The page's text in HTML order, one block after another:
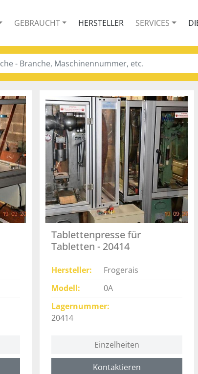
GEBRAUCHT HERSTELLER SERVICES
Tablettenpresse für
Tabletten - 20414
Hersteller
Frogerais
Modell
0A
Lagernummer
20414
Einzelheiten
Kontaktieren